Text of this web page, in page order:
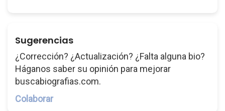
Sugerencias
¿Corrección? ¿Actualización? ¿Falta alguna bio?
Háganos saber su opinión para mejorar
buscabiografias.com.
Colaborar